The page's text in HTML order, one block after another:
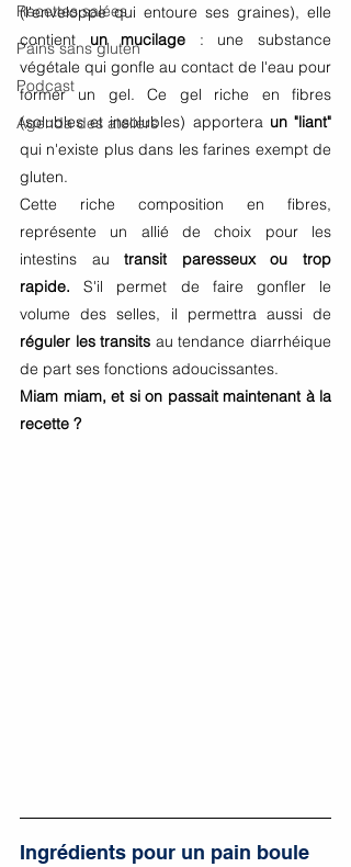
Recettes salées
Pains sans gluten
Podcast
Agenda des ateliers
(l'enveloppe qui entoure ses graines), elle
contient un mucilage : une substance
végétale qui gonfle au contact de l'eau pour
former un gel. Ce gel riche en fibres
(solubles et insolubles) apportera
qui n'existe plus dans les farines exempt de
gluten.
Cette riche composition en fibres,
représente un allié de choix pour les
intestins au transit paresseux ou trop
rapide.
S'il permet de faire gonfler le
réguler les transits au tendance diarrhéique
de part ses fonctions adoucissantes.
Miam miam, et si on passait maintenant à la
recette ?
Ingrédients pour un pain boule